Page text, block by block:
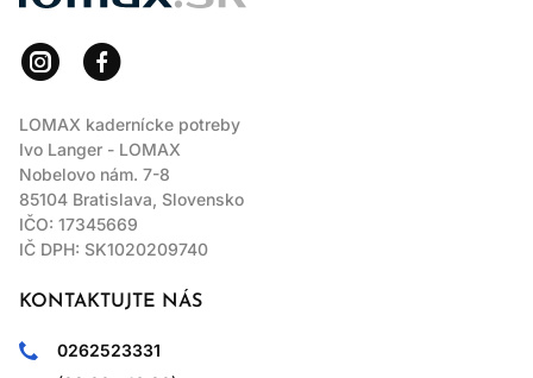
LOMAX kadernícke potreby
Ivo Langer - LOMAX
Nobelovo nám. 7-8
85104 Bratislava, Slovensko
IČO: 17345669
IČ DPH: SK1020209740
KONTAKTUJTE NÁS
0262523331